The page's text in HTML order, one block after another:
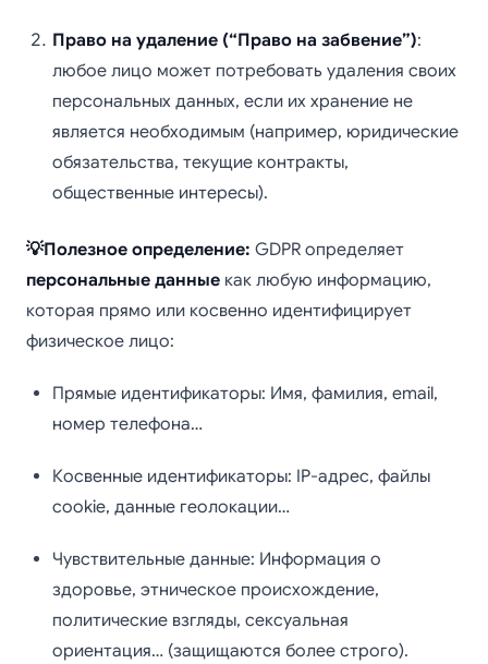
Право на удаление (“Право на забвение”):
любое лицо может потребовать удаления своих
персональных данных, если их хранение не
является необходимым (например, юридические
обязательства, текущие контракты,
общественные интересы).
💡Полезное определение: GDPR определяет
персональные данные как любую информацию,
которая прямо или косвенно идентифицирует
физическое лицо:
Прямые идентификаторы: Имя, фамилия, email,
номер телефона…
Косвенные идентификаторы: IP-адрес, файлы
cookie, данные геолокации…
Чувствительные данные: Информация о
здоровье, этническое происхождение,
политические взгляды, сексуальная
ориентация… (защищаются более строго).